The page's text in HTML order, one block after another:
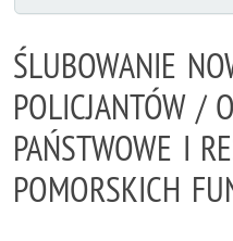
ŚLUBOWANIE
POLICJANTÓW /
PAŃSTWOWE I
POMORSKICH